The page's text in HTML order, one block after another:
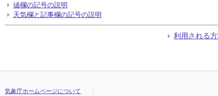
値欄の記号の説明
天気欄と記事欄の記号の説明
利用される
気象庁ホームページについて